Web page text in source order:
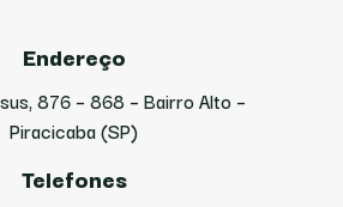
Endereço
876 – 868 – Bairro Alto –
Piracicaba (SP)
Telefones